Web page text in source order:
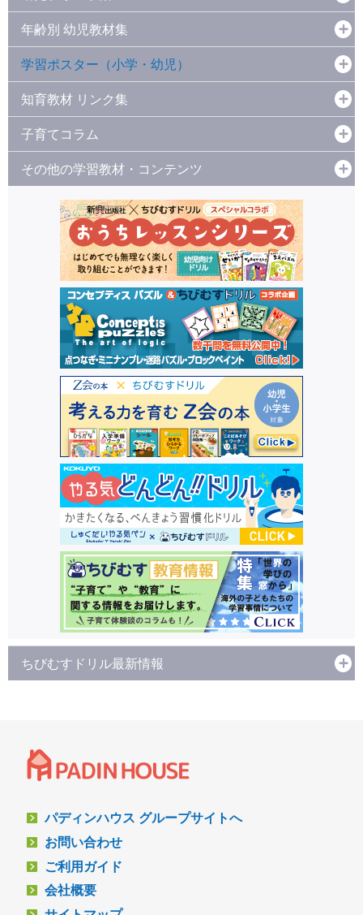
年齢別 幼児教材集
学習ポスター（小学・幼児）
知育教材 リンク集
子育てコラム
その他の学習教材・コンテンツ
ちびむすドリル最新情報
パディンハウス グループサイトへ
お問い合わせ
ご利用ガイド
会社概要